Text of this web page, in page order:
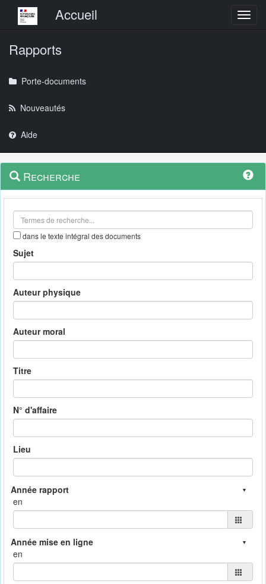
Menu principalAccueil
Rapports
Porte-documents
Nouveautés
Aide
Navigation
outils
Menu
contextuel
Recherche
dans le texte intégral des documents
Sujet
Auteur physique
Auteur moral
Titre
N° d'affaire
Lieu
en
en